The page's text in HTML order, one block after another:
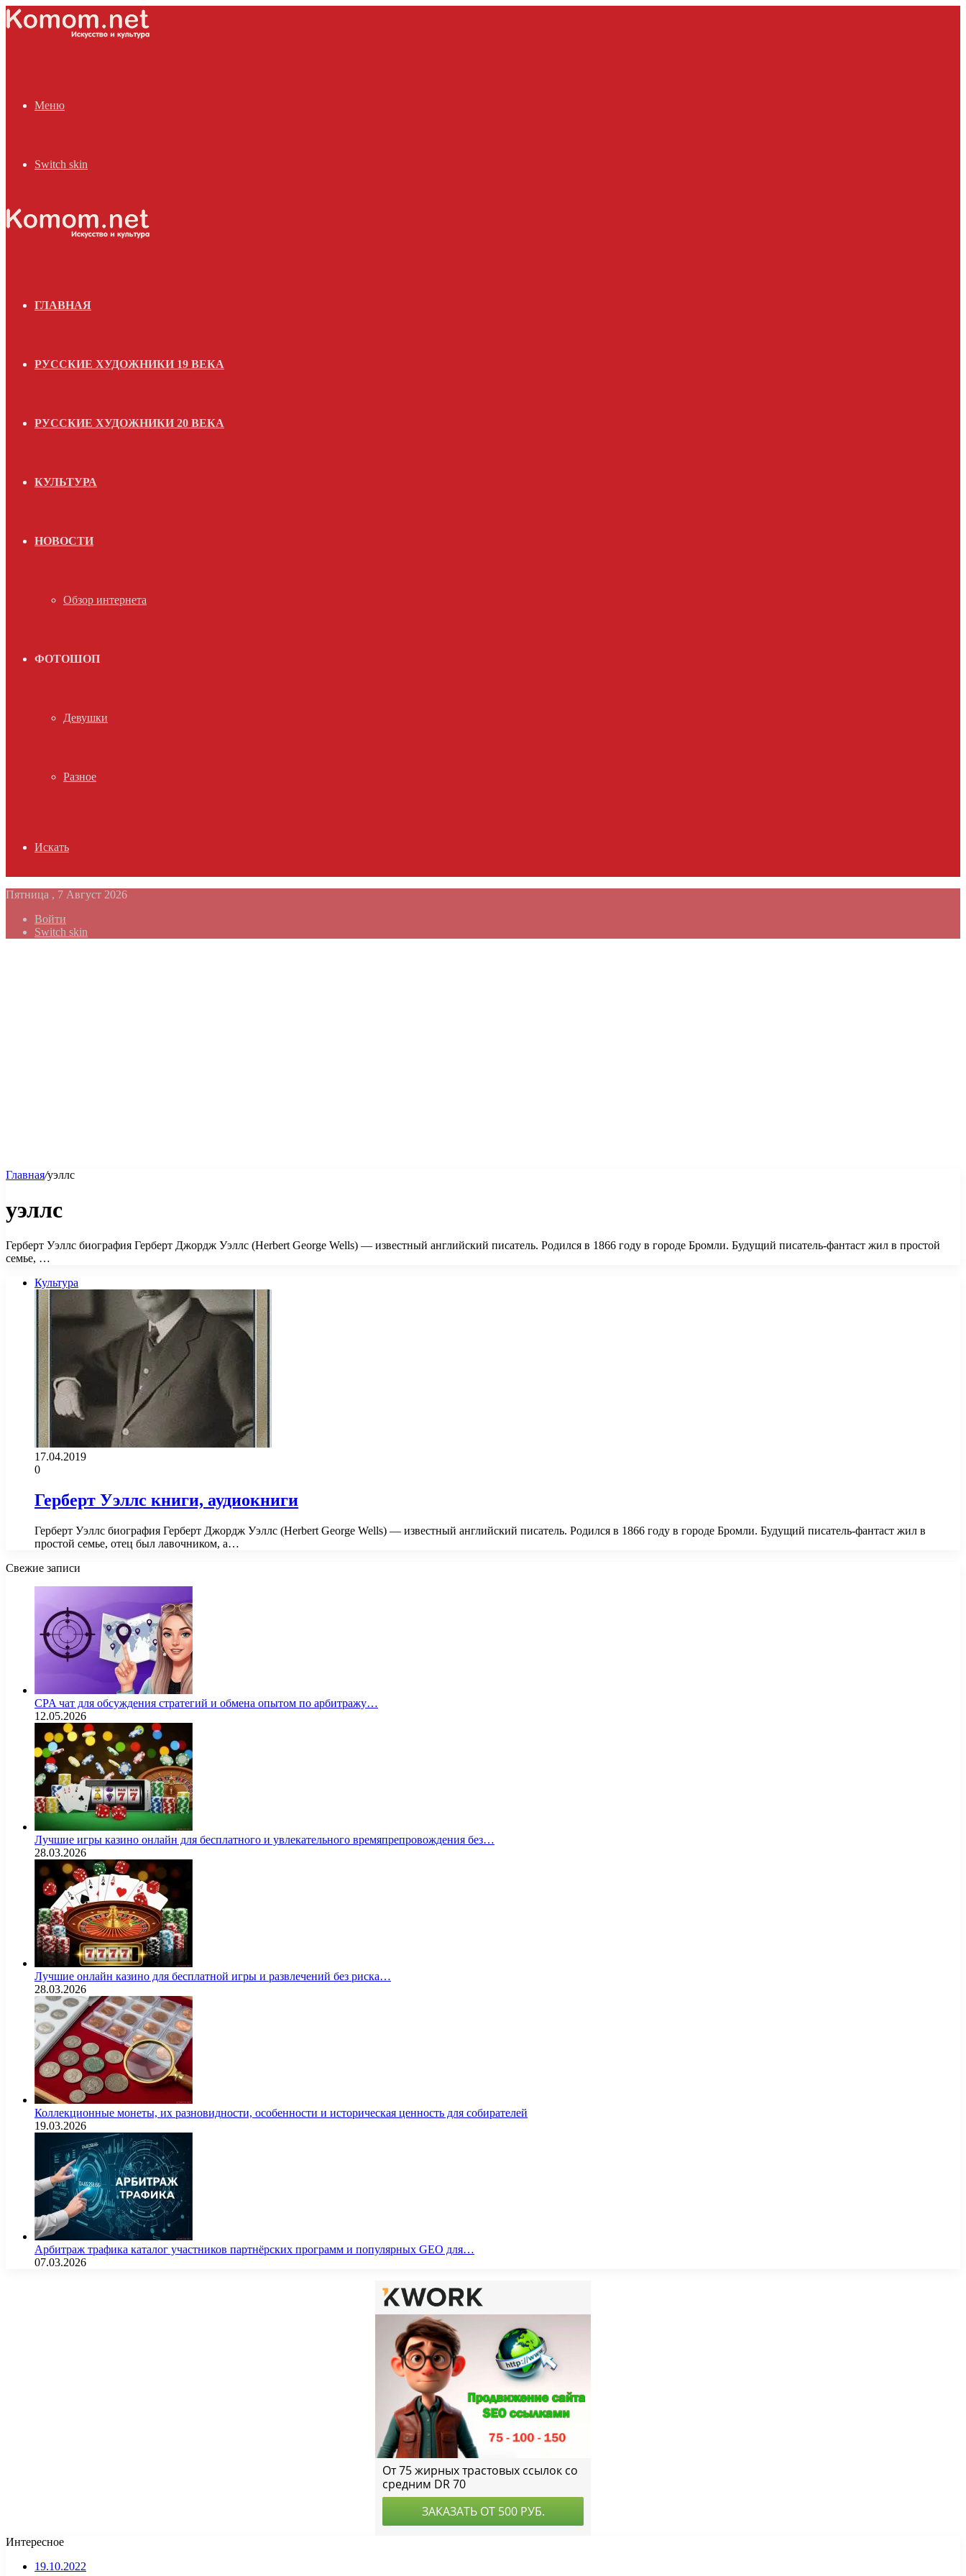
Меню
Switch skin
ГЛАВНАЯ
РУССКИЕ ХУДОЖНИКИ 19 ВЕКА
РУССКИЕ ХУДОЖНИКИ 20 ВЕКА
КУЛЬТУРА
НОВОСТИ
Обзор интернета
ФОТОШОП
Девушки
Разное
Искать
Пятница , 7 Август 2026
Войти
Switch skin
Главная/уэллс
уэллс
Герберт Уэллс биография Герберт Джордж Уэллс (Herbert George Wells) — известный английский писатель. Родился в 1866 году в городе Бромли. Будущий писатель-фантаст жил в простой
семье, …
Культура
17.04.2019
0
Герберт Уэллс книги, аудиокниги
Герберт Уэллс биография Герберт Джордж Уэллс (Herbert George Wells) — известный английский писатель. Родился в 1866 году в городе Бромли. Будущий писатель-фантаст жил в
простой семье, отец был лавочником, а…
Свежие записи
CPA чат для обсуждения стратегий и обмена опытом по арбитражу…
12.05.2026
Лучшие игры казино онлайн для бесплатного и увлекательного времяпрепровождения без…
28.03.2026
Лучшие онлайн казино для бесплатной игры и развлечений без риска…
28.03.2026
Коллекционные монеты, их разновидности, особенности и историческая ценность для собирателей
19.03.2026
Арбитраж трафика каталог участников партнёрских программ и популярных GEO для…
07.03.2026
Интересное
19.10.2022